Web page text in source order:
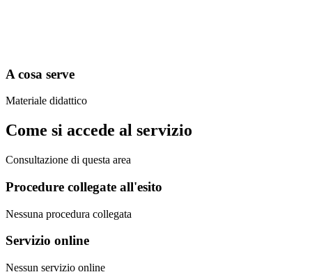
A cosa serve
Materiale didattico
Come si accede al servizio
Consultazione di questa area
Procedure collegate all'esito
Nessuna procedura collegata
Servizio online
Nessun servizio online